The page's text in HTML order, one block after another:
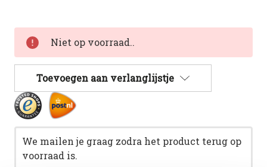
voorraad: Niet op voorraad..
Toevoegen aan verlanglijstje
We mailen je graag zodra het product terug op
voorraad is.